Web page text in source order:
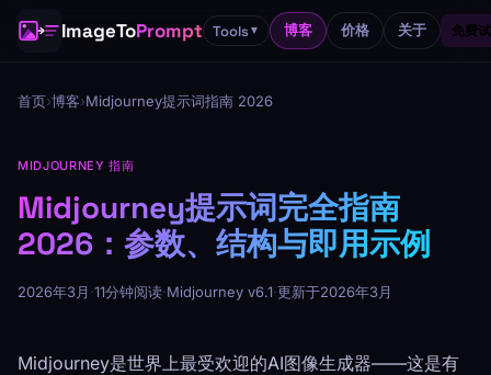
ImageToPrompt Tools▼ 博客 价格 关于 免费
首页›博客›Midjourney提示词指南 2026
MIDJOURNEY 指南
Midjourney提示词完全指南
2026：参数、结构与即用示例
2026年3月 ·11分钟阅读·Midjourney v6.1·更新于2026年3月
Midjourney是世界上最受欢迎的AI图像生成器——这是有